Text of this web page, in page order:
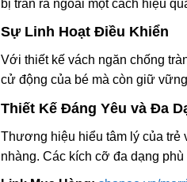
bị tràn ra ngoài một cách hiệu
Sự Linh Hoạt Điều Khiển
Với thiết kế vách ngăn chống
cử động của bé mà còn giữ
Thiết Kế Đáng Yêu và Đa
Thương hiệu hiểu tâm lý của trẻ
nhàng. Các kích cỡ đa dạng